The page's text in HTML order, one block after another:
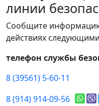
линии
Сообщите
действиях
телефон службы
8 (39561) 5-60-11
8 (914) 914-09-56